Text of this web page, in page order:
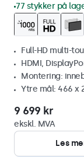
77 stykker på
Full-HD multi-
HDMI,
Montering:
Ytre mål: 466 x
9 699 kr
ekskl. MVA
Les